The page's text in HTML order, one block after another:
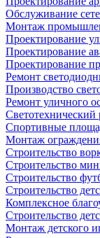
Обслуживание
Монтаж
Проектирование
Проектирование
Проектирование
Ремонт
Производство
Ремонт уличного
Светотехнический
Спортивные
Монтаж
Строительство
Строительство
Строительство
Строительство
Комплексное
Строительство
Монтаж детского